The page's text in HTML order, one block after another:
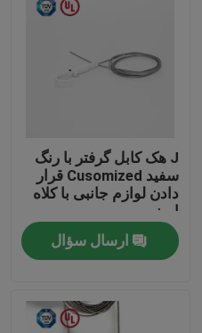
صفحه اصلی
J هک کابل گرفتر با رنگ
سفید Cusomized قرار
دادن لوازم جانبی با کلاه
ایمنی
ارسال سؤال